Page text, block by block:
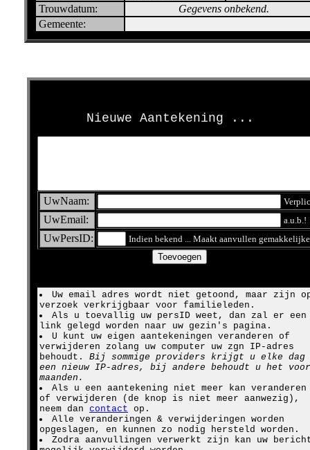
Trouwdatum:
Gegevens onbekend.
Gemeente:
Nieuwe Aantekening ...
UwNaam:
UwEmail: a.u.b.!
UwPersID: Indien bekend ... Maakt aanvullen
Uw email adres wordt niet getoond, maar zijn
verzoek verkrijgbaar voor familieleden.
Als u toevallig uw persID weet, dan zal er een
link gelegd worden naar uw gezin's pagina.
U kunt uw eigen aantekeningen veranderen of
verwijderen zolang uw computer uw zgn IP-adres
behoudt. Bij sommige providers krijgt u elke dag
een nieuw IP-adres, bij andere behoudt u het voor
maanden.
Als u een aantekening niet meer kan veranderen
of verwijderen (de knop is niet meer aanwezig),
neem dan contact op.
Alle veranderingen & verwijderingen worden
opgeslagen, en kunnen zo nodig hersteld worden.
Zodra aanvullingen verwerkt zijn kan uw